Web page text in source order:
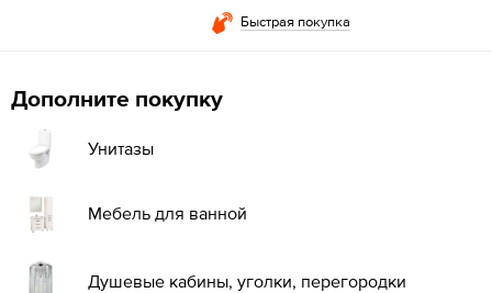
Быстрая покупка
Дополните покупку
Унитазы
Мебель для ванной
Душевые кабины, уголки, перегородки